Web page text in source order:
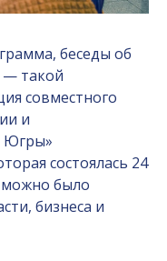
беседы об
— такой
совместного
и
Югры»
состоялась 24
можно было
бизнеса и